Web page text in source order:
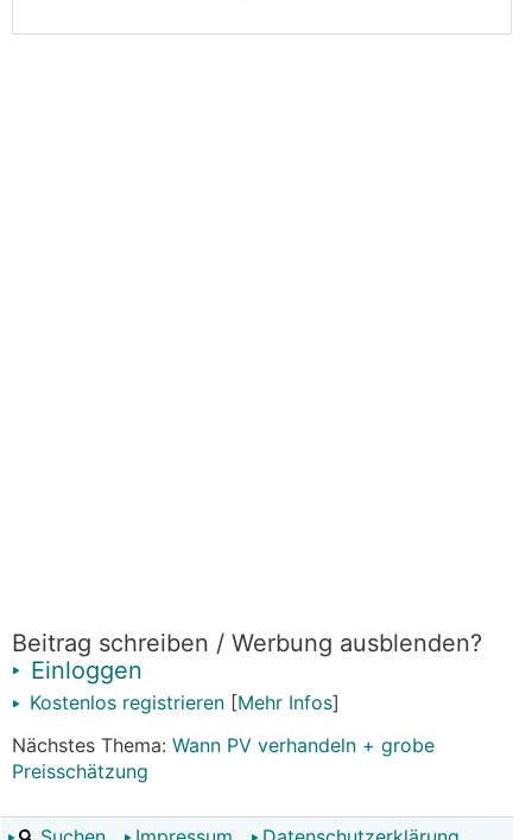
Beitrag schreiben / Werbung ausblenden?
Einloggen
Kostenlos registrieren [Mehr Infos]
Nächstes Thema: Wann PV verhandeln + grobe
Preisschätzung